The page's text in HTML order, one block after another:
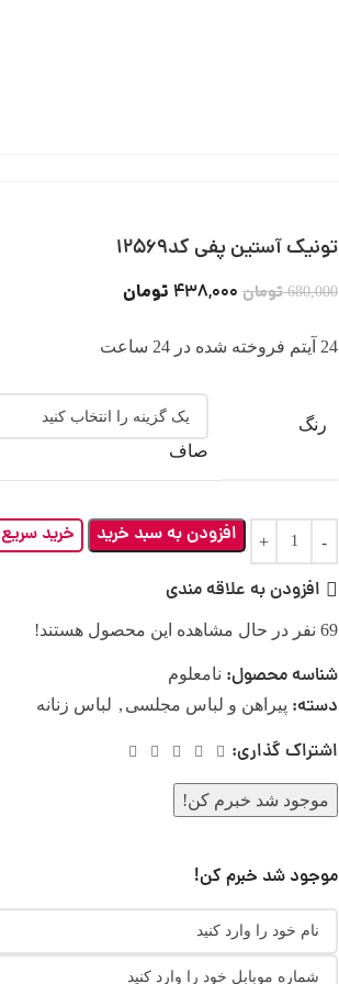
تونیک آستین پفی کد12569
680,000 تومان 438,000 تومان
24 آیتم فروخته شده در 24 ساعت
رنگ
صاف
افزودن به سبد خرید خرید سریع
افزودن به علاقه مندی
69 نفر در حال مشاهده این محصول هستند!
شناسه محصول: نامعلوم
دسته: پیراهن و لباس مجلسی , لباس زنانه
اشتراک گذاری:
موجود شد خبرم کن!
موجود شد خبرم کن!